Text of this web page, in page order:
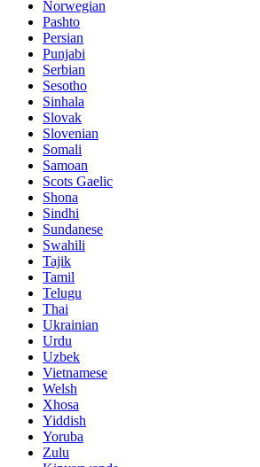
Norwegian
Pashto
Persian
Punjabi
Serbian
Sesotho
Sinhala
Slovak
Slovenian
Somali
Samoan
Scots Gaelic
Shona
Sindhi
Sundanese
Swahili
Tajik
Tamil
Telugu
Thai
Ukrainian
Urdu
Uzbek
Vietnamese
Welsh
Xhosa
Yiddish
Yoruba
Zulu